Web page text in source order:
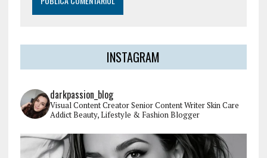
INSTAGRAM
darkpassion_blog
Visual Content CreatorSenior Content WriterSkin Care
AddictBeauty, Lifestyle & Fashion Blogger